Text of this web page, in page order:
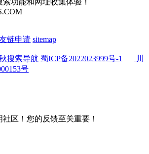
链申请 sitemap
搜索导航 蜀ICP备2022023999号-1
川
号
区！您的反馈至关重要！